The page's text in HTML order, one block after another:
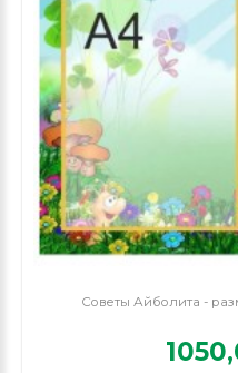
Советы Айболита -